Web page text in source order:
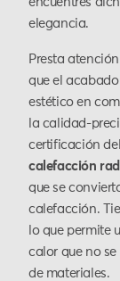
elegancia.
Presta
que el
estético en
la calidad-
certificación
calefacción
que se
calefacción.
lo que permite
calor que no
de materiales.